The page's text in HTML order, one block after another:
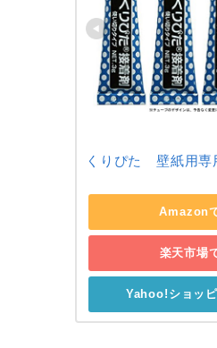
くりぴた　壁紙用専
Amazon
楽天市場
Yahoo!ショッ